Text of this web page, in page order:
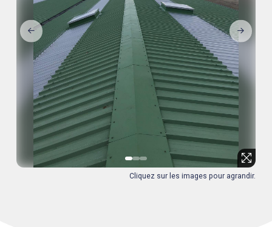
0 1 2
Cliquez sur les images pour agrandir.